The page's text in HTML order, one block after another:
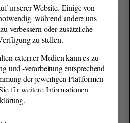
eine Übergangslösung für
genehmigen.
Schellenberger:
Bitte.
unserer Website. Einige von
während andere uns
verbessern oder zusätzliche
zu stellen.
externer Medien kann es zu
und -verarbeitung entsprechend
der jeweiligen Plattformen
für weitere Informationen